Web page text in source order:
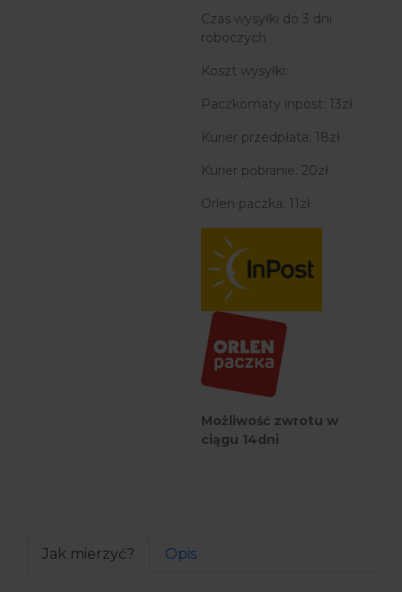
Czas wysyłki do 3 dni
roboczych
Koszt wysyłki:
Paczkomaty inpost: 13zł
Kurier przedpłata: 18zł
Kurier pobranie: 20zł
Orlen paczka: 11zł
Możliwość zwrotu w
ciągu 14dni
Jak mierzyć? Opis